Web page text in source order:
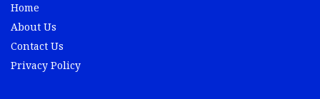
Home
About Us
Contact Us
Privacy Policy